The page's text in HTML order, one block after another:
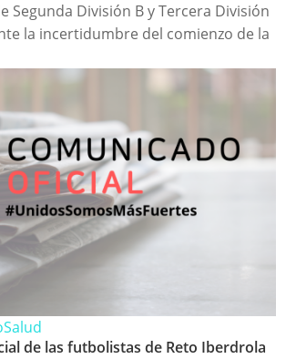
Segunda División B y Tercera División
la incertidumbre del comienzo de la
Salud
de las futbolistas de Reto Iberdrola